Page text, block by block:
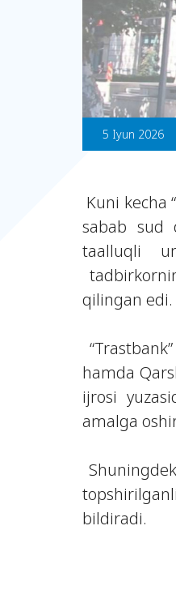
5 Iyun 2026
Kuni kecha
sabab sud
taalluqli
qilingan edi.
hamda
ijrosi
amalga
bildiradi.